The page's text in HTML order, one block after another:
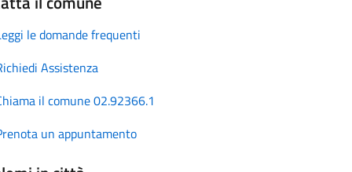
le domande frequenti
Assistenza
il comune 02.92366.1
un appuntamento